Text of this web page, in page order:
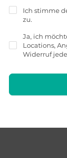
Ich stimme
zu.
Ja, ich
Locations,
Widerruf